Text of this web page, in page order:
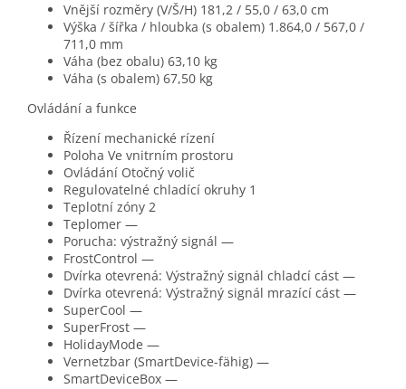
Vnější rozměry (V/Š/H) 181,2 / 55,0 / 63,0 cm
Výška / šířka / hloubka (s obalem) 1.864,0 / 567,0 /
711,0 mm
Váha (bez obalu) 63,10 kg
Váha (s obalem) 67,50 kg
Ovládání a funkce
Řízení mechanické rízení
Poloha Ve vnitrním prostoru
Ovládání Otočný volič
Regulovatelné chladící okruhy 1
Teplotní zóny 2
Teplomer —
Porucha: výstražný signál —
FrostControl —
Dvírka otevrená: Výstražný signál chladcí cást —
Dvírka otevrená: Výstražný signál mrazící cást —
SuperCool —
SuperFrost —
HolidayMode —
Vernetzbar (SmartDevice-fähig) —
SmartDeviceBox —